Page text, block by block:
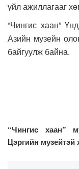
үйл ажиллагааг
“Чингис хаан”
Азийн музейн
байгуулж байна.
“Чингис хаан”
Цэргийн